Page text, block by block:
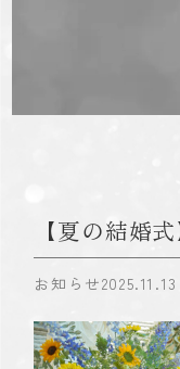
【夏の結婚
お知らせ2025.11.13